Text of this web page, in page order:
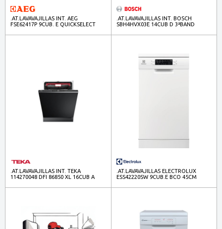
.AT.LAVAVAJILLAS INT. AEG
FSE62417P 9CUB. E QUICKSELECT
.AT.LAVAVAJILLAS INT. BOSCH
SBH4HVX03E 14CUB D 3ªBAND
.AT.LAVAVAJILLAS INT. TEKA
114270048 DFI 86850 XL 16CUB A
.AT.LAVAVAJILLAS ELECTROLUX
ESS42220SW 9CUB.E BCO 45CM